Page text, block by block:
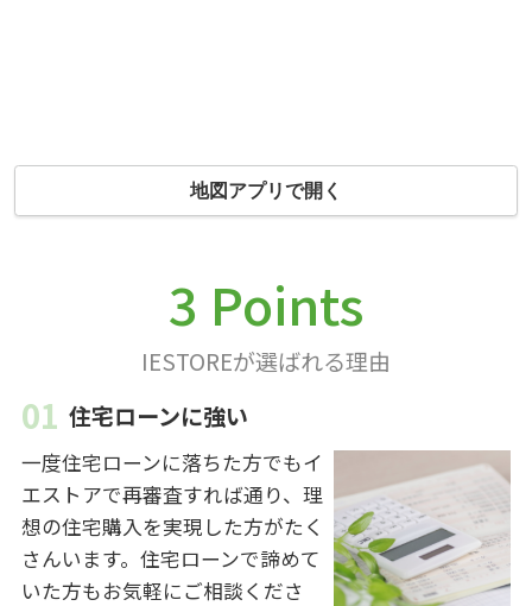
地図アプリで開く
3 Points
IESTOREが選ばれる理由
住宅ローンに強い
一度住宅ローンに落ちた方でもイ
エストアで再審査すれば通り、理
想の住宅購入を実現した方がたく
さんいます。住宅ローンで諦めて
いた方もお気軽にご相談くださ